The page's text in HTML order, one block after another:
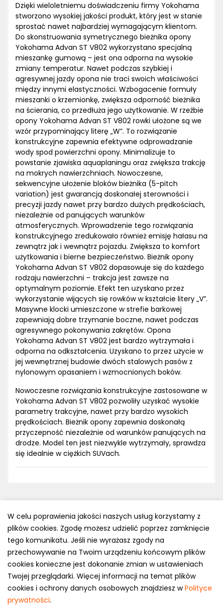
Dzięki wieloletniemu doświadczeniu firmy Yokohama
stworzono wysokiej jakości produkt, który jest w stanie
sprostać nawet najbardziej wymagającym klientom.
Do skonstruowania symetrycznego bieżnika opony
Yokohama Advan ST V802 wykorzystano specjalną
mieszankę gumową – jest ona odporna na wysokie
zmiany temperatur. Nawet podczas szybkiej i
agresywnej jazdy opona nie traci swoich właściwości
między innymi elastyczności. Wzbogacenie formuły
mieszanki o krzemionkę, zwiększa odporność bieżnika
na ścierania, co przedłuża jego użytkowanie. W rzeźbie
opony Yokohama Advan ST V802 rowki ułożone są we
wzór przypominający literę „W”. To rozwiązanie
konstrukcyjne zapewnia efektywne odprowadzanie
wody spod powierzchni opony. Minimalizuje to
powstanie zjawiska aquaplaningu oraz zwiększa trakcję
na mokrych nawierzchniach. Nowoczesne,
sekwencyjne ułożenie bloków bieżnika (5-pitch
variation) jest gwarancją doskonałej sterowności i
precyzji jazdy nawet przy bardzo dużych prędkościach,
niezależnie od panujących warunków
atmosferycznych. Wprowadzenie tego rozwiązania
konstrukcyjnego zredukowało również emisję hałasu na
zewnątrz jak i wewnątrz pojazdu. Zwiększa to komfort
użytkowania i bierne bezpieczeństwo. Bieżnik opony
Yokohama Advan ST V802 dopasowuje się do każdego
rodzaju nawierzchni – trakcja jest zawsze na
optymalnym poziomie. Efekt ten uzyskano przez
wykorzystanie wijących się rowków w kształcie litery „V”.
Masywne klocki umieszczone w strefie barkowej
zapewniają dobre trzymanie boczne, nawet podczas
agresywnego pokonywania zakrętów. Opona
Yokohama Advan ST V802 jest bardzo wytrzymała i
odporna na odkształcenia. Uzyskano to przez użycie w
jej wewnętrznej budowie dwóch stalowych pasów z
nylonowym opasaniem i wzmocnionych boków.
Nowoczesne rozwiązania konstrukcyjne zastosowane w
Yokohama Advan ST V802 pozwoliły uzyskać wysokie
parametry trakcyjne, nawet przy bardzo wysokich
prędkościach. Bieżnik opony zapewnia doskonałą
przyczepność niezależnie od warunków panujących na
drodze. Model ten jest niezwykle wytrzymały, sprawdza
się idealnie w ciężkich SUVach.
Polityka prywatności
e-mail: kontakt@opony.com.pl
Copyright © 2000-2023 Opony.com.pl
W celu poprawienia jakości naszych usług korzystamy z
plików cookies. Zgodę możesz udzielić poprzez zamknięcie
tego komunikatu. Jeśli nie wyrażasz zgody na
przechowywanie na Twoim urządzeniu końcowym plików
cookies konieczne jest dokonanie zmian w ustawieniach
Twojej przeglądarki. Więcej informacji na temat plików
cookies i ochrony danych osobowych znajdziesz wPolityce
prywatności.